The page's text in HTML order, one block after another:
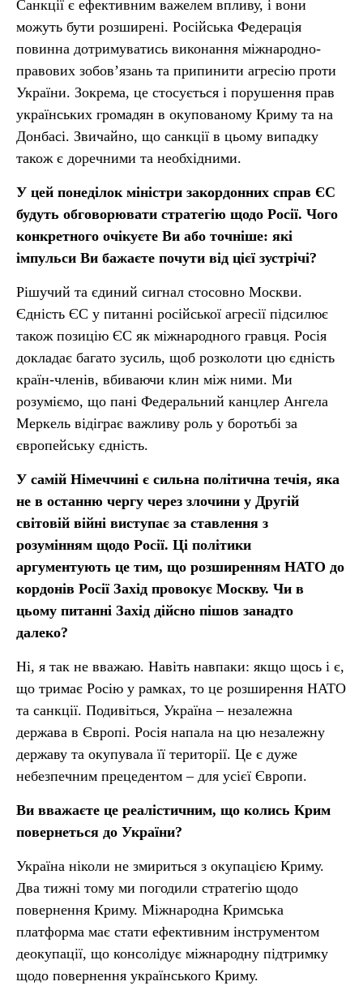
Санкції є ефективним важелем впливу, і вони
можуть бути розширені. Російська Федерація
повинна дотримуватись виконання міжнародно-
правових зобов’язань та припинити агресію проти
України. Зокрема, це стосується і порушення прав
українських громадян в окупованому Криму та на
Донбасі. Звичайно, що санкції в цьому випадку
також є доречними та необхідними.
У цей понеділок міністри закордонних справ ЄС
будуть обговорювати стратегію щодо Росії. Чого
конкретного очікуєте Ви або точніше: які
імпульси Ви бажаєте почути від цієї зустрічі?
Рішучий та єдиний сигнал стосовно Москви.
Єдність ЄС у питанні російської агресії підсилює
також позицію ЄС як міжнародного гравця. Росія
докладає багато зусиль, щоб розколоти цю єдність
країн-членів, вбиваючи клин між ними. Ми
розуміємо, що пані Федеральний канцлер Ангела
Меркель відіграє важливу роль у боротьбі за
європейську єдність.
У самій Німеччині є сильна політична течія, яка
не в останню чергу через злочини у Другій
світовій війні виступає за ставлення з
розумінням щодо Росії. Ці політики
аргументують це тим, що розширенням НАТО до
кордонів Росії Захід провокує Москву. Чи в
цьому питанні Захід дійсно пішов занадто
далеко?
Ні, я так не вважаю. Навіть навпаки: якщо щось і є,
що тримає Росію у рамках, то це розширення НАТО
та санкції. Подивіться, Україна – незалежна
держава в Європі. Росія напала на цю незалежну
державу та окупувала її території. Це є дуже
небезпечним прецедентом – для усієї Європи.
Ви вважаєте це реалістичним, що колись Крим
повернеться до України?
Україна ніколи не змириться з окупацією Криму.
Два тижні тому ми погодили стратегію щодо
повернення Криму. Міжнародна Кримська
платформа має стати ефективним інструментом
деокупації, що консолідує міжнародну підтримку
щодо повернення українського Криму.